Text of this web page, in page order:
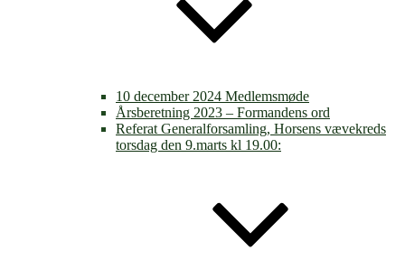
10 december 2024 Medlemsmøde
Årsberetning 2023 – Formandens ord
Referat Generalforsamling, Horsens vævekreds
torsdag den 9.marts kl 19.00: